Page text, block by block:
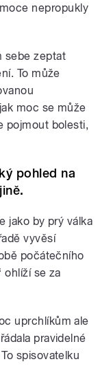
nepropukly
sebe zeptat
To může
moc se může
pojmout bolesti,
pohled na
jako by prý válka
vyvěsí
počátečního
ohlíží se za
uprchlíkům ale
pravidelné
spisovatelku